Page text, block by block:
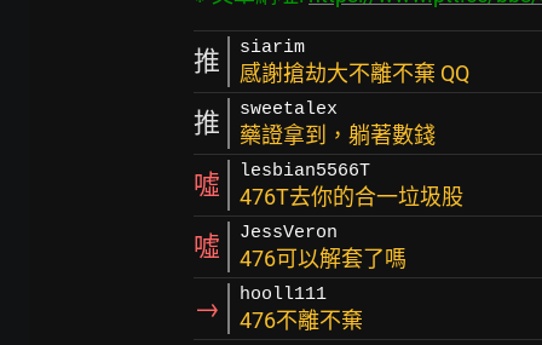
推 siarim
感謝搶劫大不離不棄 QQ
推 sweetalex
藥證拿到，躺著數錢
噓 lesbian5566T
476T去你的合一垃圾股
噓 JessVeron
476可以解套了嗎
→ hooll111
476不離不棄